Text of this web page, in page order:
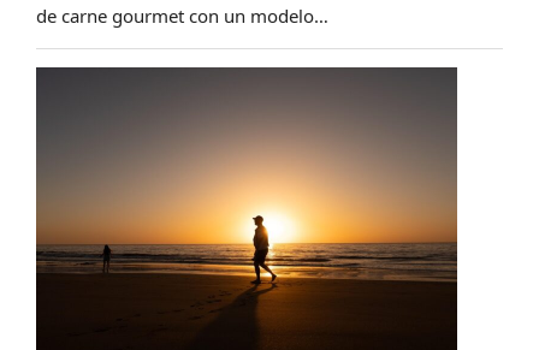
de carne gourmet con un modelo…